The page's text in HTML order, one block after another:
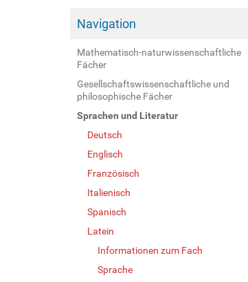
Navigation
Mathematisch-naturwissenschaftliche
Fächer
Gesellschaftswissenschaftliche und
philosophische Fächer
Sprachen und Literatur
Deutsch
Englisch
Französisch
Italienisch
Spanisch
Latein
Informationen zum Fach
Sprache